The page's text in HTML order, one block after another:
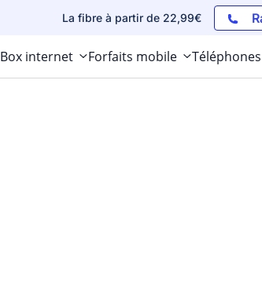
La fibre à partir de 22,99€
Box internet Forfaits mobile Téléphones